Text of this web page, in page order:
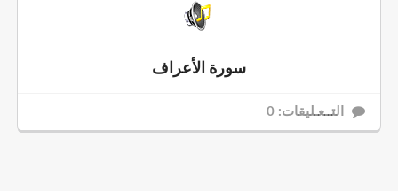
سورة الأعراف
التــعـليقات: 0